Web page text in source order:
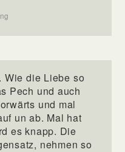
die Liebe so
Pech und auch
und mal
un ab. Mal hat
es knapp. Die
nehmen so